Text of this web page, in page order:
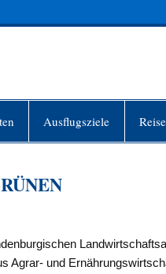
Ausflugsziele
Agrar- und